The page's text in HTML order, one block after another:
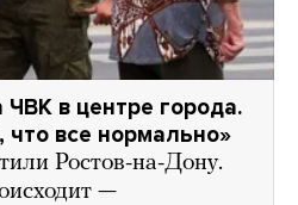
ЧВК в центре города.
что все нормально»
Ростов-на-Дону.
—